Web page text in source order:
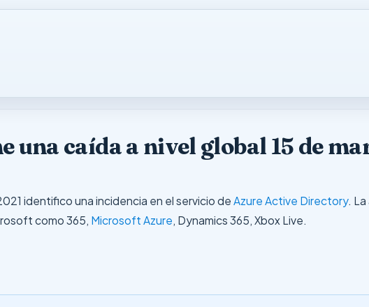
caída a nivel global 15 de
identifico una incidencia en el servicio de Azure Active Directory.
como 365, Microsoft Azure , Dynamics 365, Xbox Live.